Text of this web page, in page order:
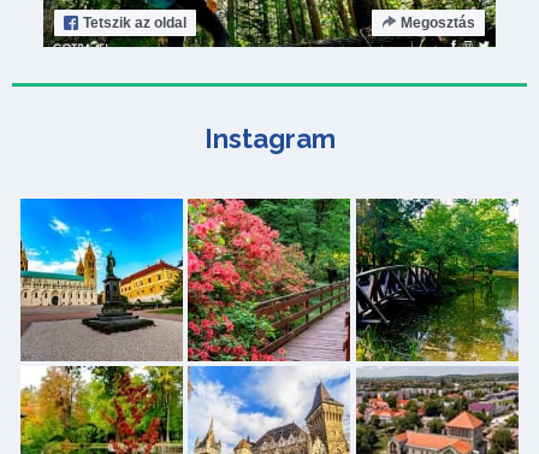
Tetszik az oldal Megosztás
Instagram